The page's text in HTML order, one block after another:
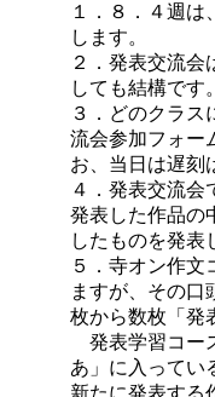
１．８．４週は
します。
２．発表交流会
しても結構です。
３．どのクラス
流会参加フォー
お、当日は遅刻
４．発表交流会
発表した作品の
したものを発表
５．寺オン作文
ますが、その口
枚から数枚「発
発表学習コー
あ」に入ってい
新たに発表する